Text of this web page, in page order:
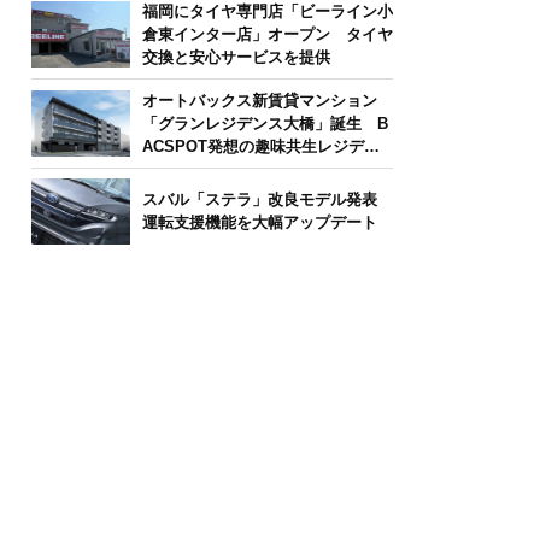
福岡にタイヤ専門店「ビーライン小
倉東インター店」オープン タイヤ
交換と安心サービスを提供
オートバックス新賃貸マンション
「グランレジデンス大橋」誕生 B
ACSPOT発想の趣味共生レジデン
ス
スバル「ステラ」改良モデル発表
運転支援機能を大幅アップデート